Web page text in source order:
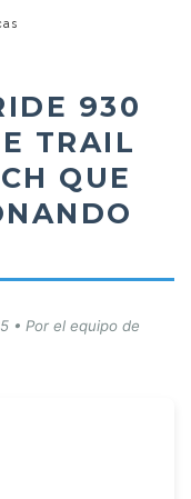
930
TRAIL
QUE
• Por el equipo de